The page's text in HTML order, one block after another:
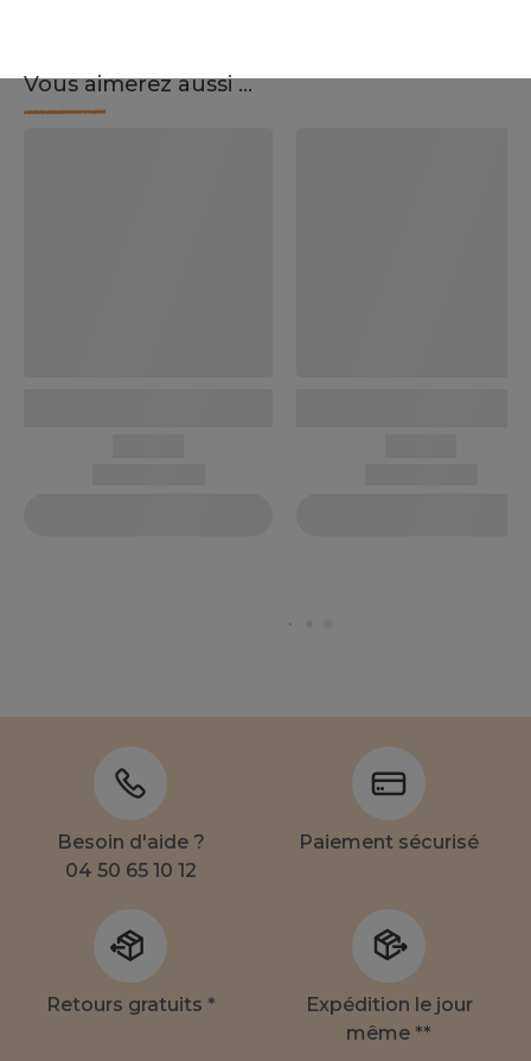
Vous aimerez aussi ...
Besoin d'aide ?
04 50 65 10 12
Paiement sécurisé
Retours gratuits *
Expédition le jour
même **